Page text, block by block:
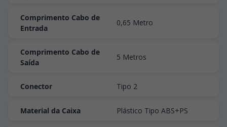
Comprimento Cabo de
Entrada
0,65 Metro
Comprimento Cabo de
Saída
5 Metros
Conector Tipo 2
Material da Caixa Plástico Tipo ABS+PS